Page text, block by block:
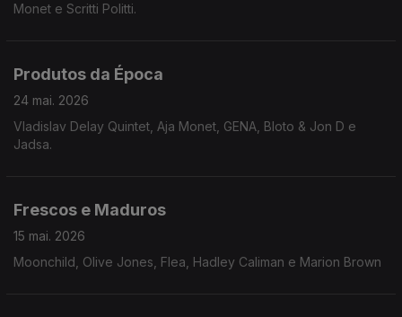
Monet e Scritti Politti.
Produtos da Época
24 mai. 2026
Vladislav Delay Quintet, Aja Monet, GENA, Bloto & Jon D e
Jadsa.
Frescos e Maduros
15 mai. 2026
Moonchild, Olive Jones, Flea, Hadley Caliman e Marion Brown